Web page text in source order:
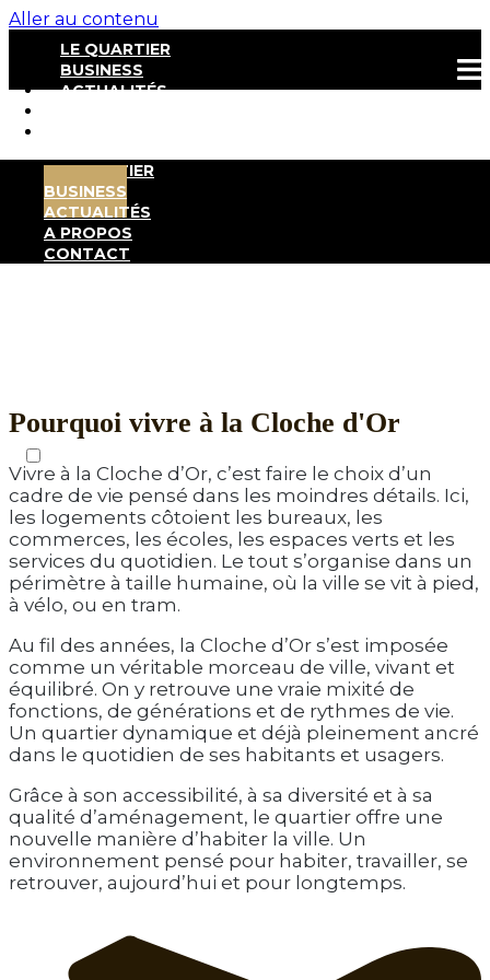
Aller au contenu
LE QUARTIER
BUSINESS
ACTUALITÉS
LE QUARTIER
BUSINESS
ACTUALITÉS
A PROPOS
CONTACT
Business
Travailler à Cloche d’Or, c’est offrir à vos équipes
Pourquoi vivre à la Cloche d'Or
Vivre à la Cloche d’Or, c’est faire le choix d’un
cadre de vie pensé dans les moindres détails. Ici,
les logements côtoient les bureaux, les
commerces, les écoles, les espaces verts et les
services du quotidien. Le tout s’organise dans un
périmètre à taille humaine, où la ville se vit à pied,
à vélo, ou en tram.
Au fil des années, la Cloche d’Or s’est imposée
comme un véritable morceau de ville, vivant et
équilibré. On y retrouve une vraie mixité de
fonctions, de générations et de rythmes de vie.
Un quartier dynamique et déjà pleinement ancré
dans le quotidien de ses habitants et usagers.
Grâce à son accessibilité, à sa diversité et à sa
qualité d’aménagement, le quartier offre une
nouvelle manière d’habiter la ville. Un
environnement pensé pour habiter, travailler, se
retrouver, aujourd’hui et pour longtemps.